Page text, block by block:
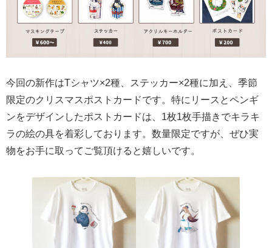
今回の新作はTシャツ×2種、ステッカー×2種に加え、季節
限定のクリスマスポストカードです。特にリースとペンギ
ンをデザインしたポストカードは、1枚1枚手描きでキラキ
ラの絵の具を着彩しております。数量限定ですが、ぜひ実
物をお手に取ってご覧頂けると嬉しいです。